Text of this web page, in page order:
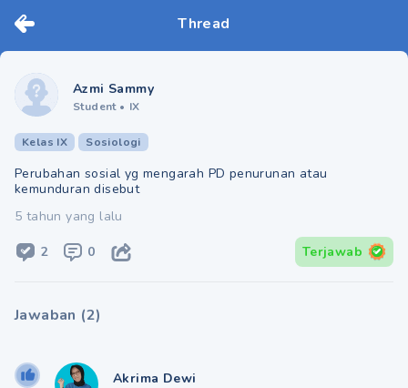
Thread
Azmi Sammy
Student • IX
Kelas IX Sosiologi
Perubahan sosial yg mengarah PD penurunan atau
kemunduran disebut
5 tahun yang lalu
2 0 Terjawab
Jawaban (2)
Akrima Dewi